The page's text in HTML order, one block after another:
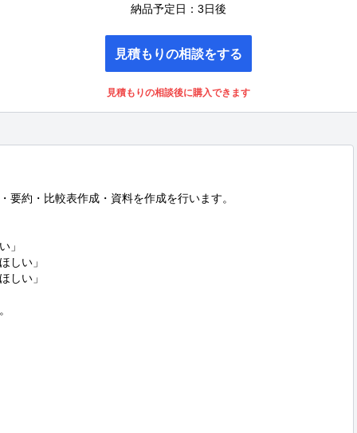
納品予定日：3日後
見積もりの相談をする
見積もりの相談後に購入できます
要約・比較表作成・資料を作成を行います。
」
しい」
しい」